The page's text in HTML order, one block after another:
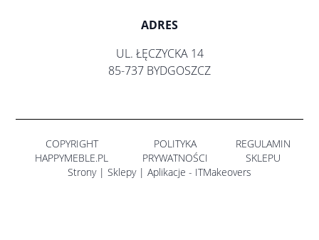
ADRES
UL. ŁĘCZYCKA 14
85-737 BYDGOSZCZ
COPYRIGHT
HAPPYMEBLE.PL
POLITYKA
PRYWATNOŚCI
REGULAMIN
SKLEPU
Strony | Sklepy | Aplikacje - ITMakeovers